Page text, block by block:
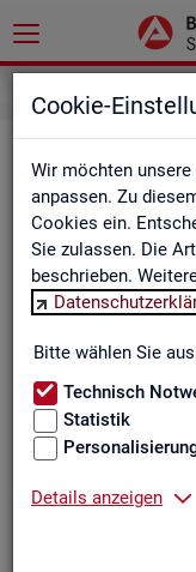
Cookie-
Wir möchten
anpassen. Zu
Cookies ein.
Sie zulassen. Die
beschrieben.
Bitte wählen Sie
Technisch
Statistik
Details anzeigen
Die Dia­gram­me und
ent­hal­ten
gelt,
te­be­darf aller Be­ru­fe
fe­ren­ziert nach dem
Bitte wäh­len Sie